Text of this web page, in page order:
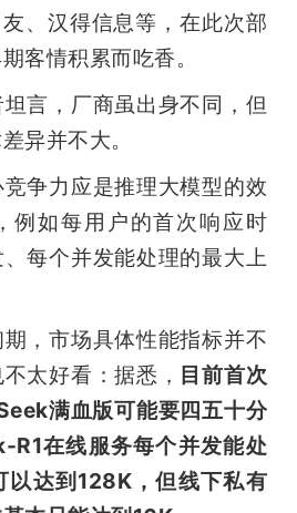
、汉得信息等，在此次部
客情积累而吃香。
言，厂商虽出身不同，但
异并不大。
争力应是推理大模型的效
例如每用户的首次响应时
每个并发能处理的最大上
，市场具体性能指标并不
太好看：据悉， 目前首次
满血版可能要四五十分
R1在线服务每个并发能处
以达到128K，但线下私有